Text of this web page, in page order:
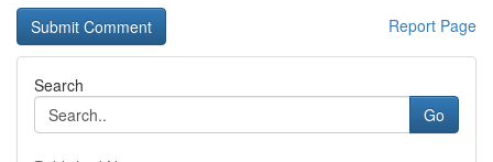
Report Page
Search
Go